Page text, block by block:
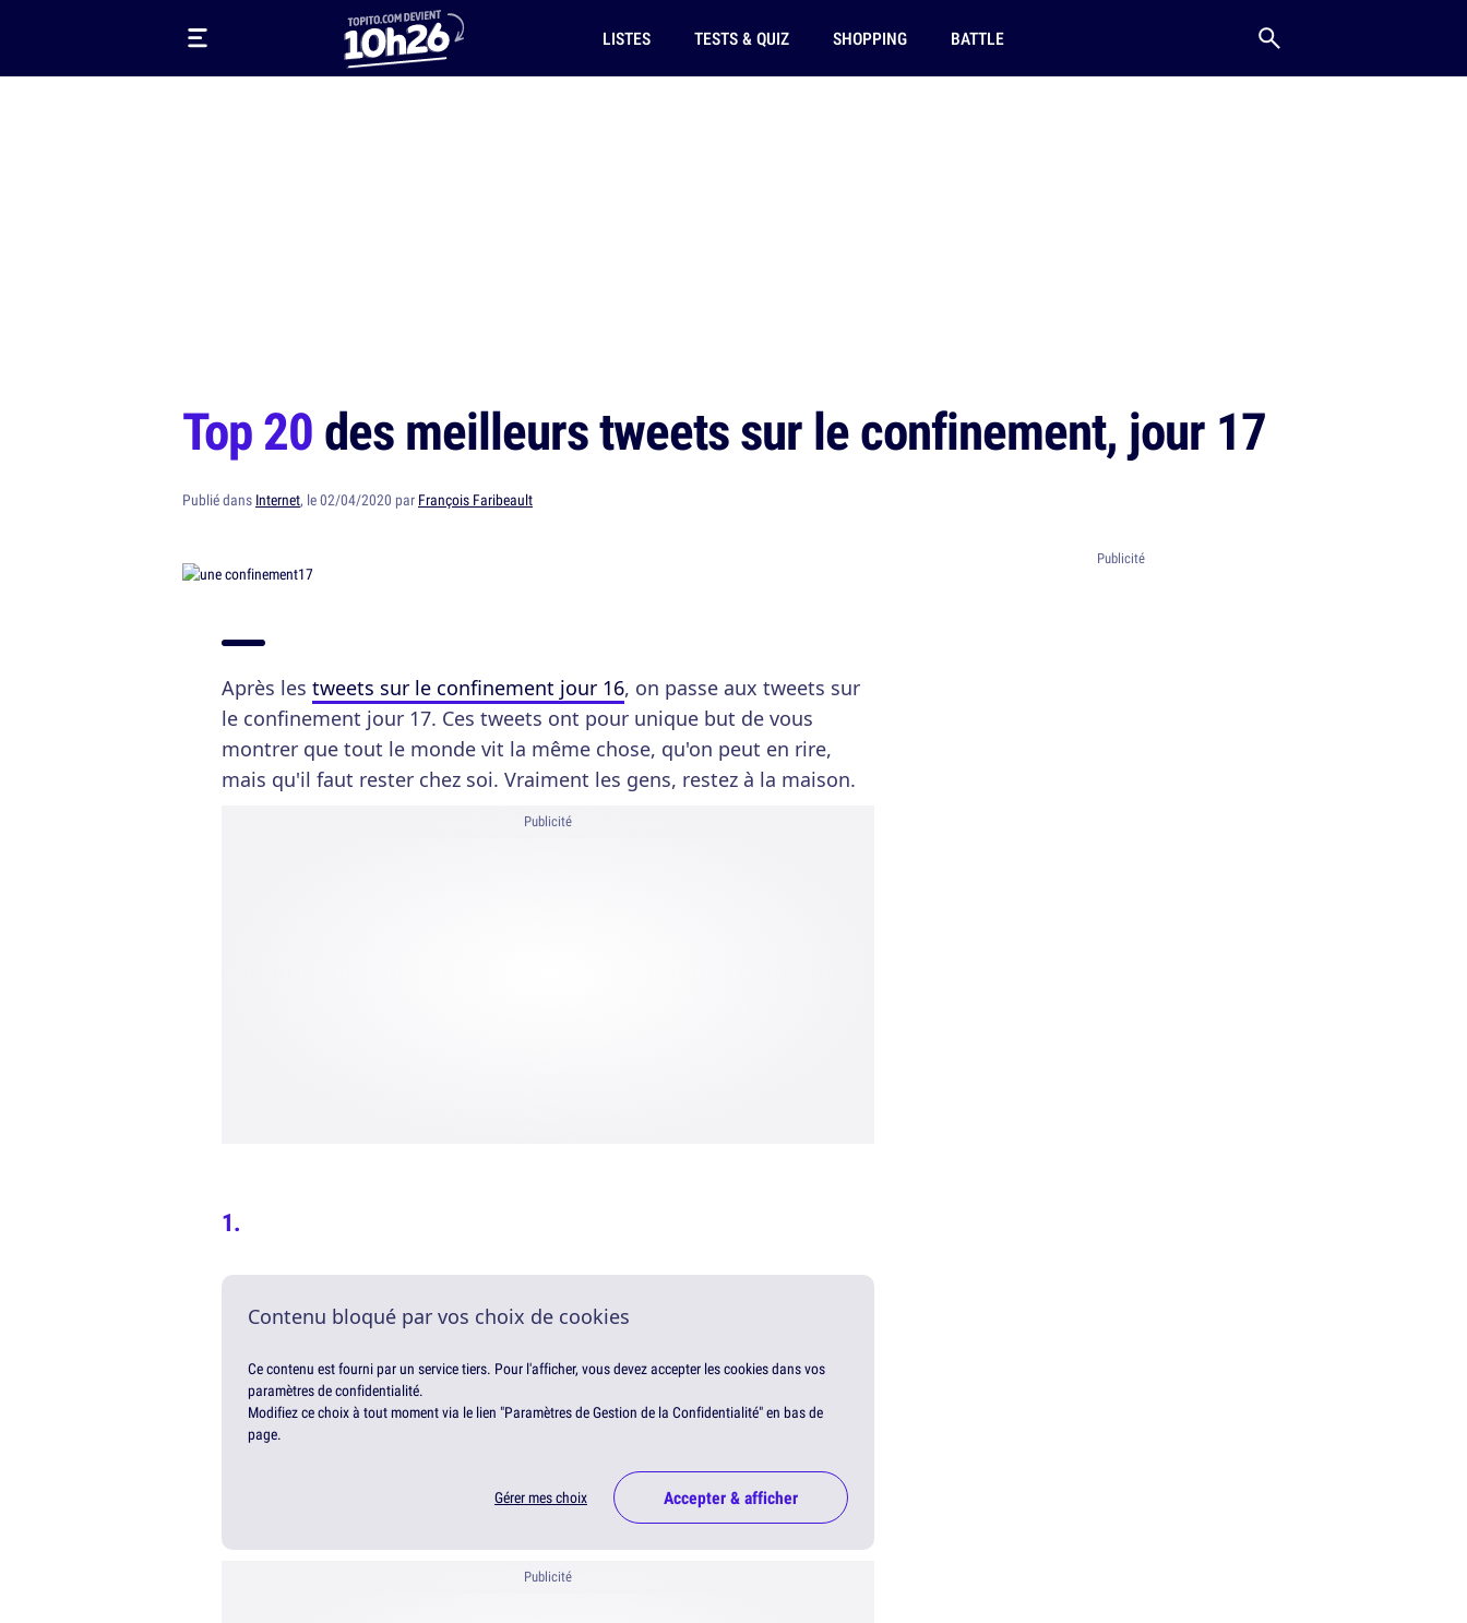
LISTES TESTS & QUIZ SHOPPING BATTLE
Top 20des meilleurs tweets sur le confinement, jour 17
Publié dans Internet, le 02/04/2020 par François Faribeault
Après les tweets sur le confinement jour 16, on passe aux tweets sur
le confinement jour 17. Ces tweets ont pour unique but de vous
montrer que tout le monde vit la même chose, qu'on peut en rire,
mais qu'il faut rester chez soi. Vraiment les gens, restez à la maison.
Publicité
Contenu bloqué par vos choix de cookies
Ce contenu est fourni par un service tiers. Pour l'afficher, vous devez accepter les cookies dans vos
paramètres de confidentialité.
Modifiez ce choix à tout moment via le lien "Paramètres de Gestion de la Confidentialité" en bas de
page.
Gérer mes choix Accepter & afficher
Publicité